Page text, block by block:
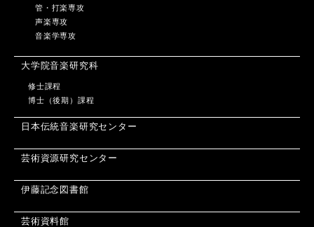
管・打楽専攻
声楽専攻
音楽学専攻
大学院音楽研究科
修士課程
博士（後期）課程
日本伝統音楽研究センター
芸術資源研究センター
伊藤記念図書館
芸術資料館